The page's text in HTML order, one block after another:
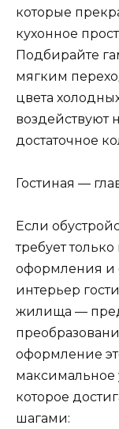
которые
кухонное
Подбирайте
мягким
цвета
воздействуют
достаточное
Гостиная —
Если
требует
оформления и
интерьер
жилища —
оформление
максимальное
которое
шагами: